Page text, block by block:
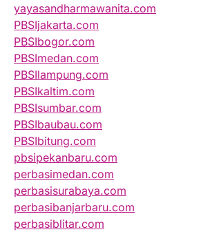
yayasandharmawanita.com
PBSIjakarta.com
PBSIbogor.com
PBSImedan.com
PBSIlampung.com
PBSIkaltim.com
PBSIsumbar.com
PBSIbaubau.com
PBSIbitung.com
pbsipekanbaru.com
perbasimedan.com
perbasisurabaya.com
perbasibanjarbaru.com
perbasiblitar.com